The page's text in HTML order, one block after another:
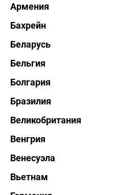
Армения
Бахрейн
Беларусь
Бельгия
Болгария
Бразилия
Великобритания
Венгрия
Венесуэла
Вьетнам